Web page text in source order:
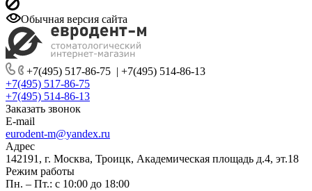
Обычная версия сайта
+7(495) 517-86-75 | +7(495) 514-86-13
+7(495) 517-86-75
+7(495) 514-86-13
Заказать звонок
E-mail
eurodent-m@yandex.ru
Адрес
142191, г. Москва, Троицк, Академическая площадь д.4, эт.18
Режим работы
Пн. – Пт.: с 10:00 до 18:00